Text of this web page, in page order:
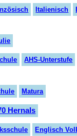
zösisch Italienisch
AHS-Unterstufe
Matura
Hernals
Englisch